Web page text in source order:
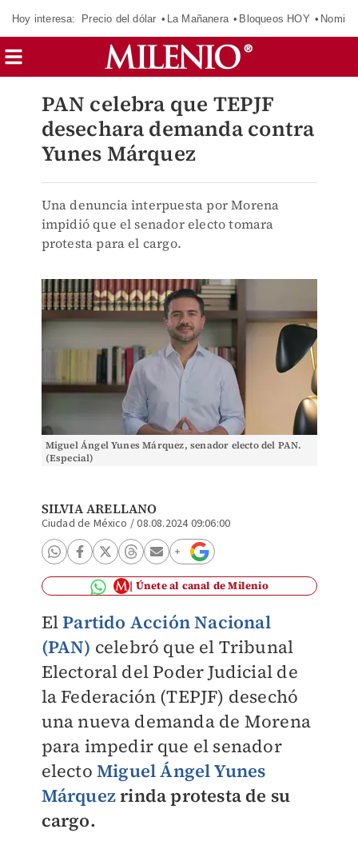
Hoy interesa: Precio del dólar La Mañanera Bloqueos HOY
PAN celebra que TEPJF
desechara demanda contra
Yunes Márquez
Una denuncia interpuesta por Morena
impidió que el senador electo tomara
protesta para el cargo.
Miguel Ángel Yunes Márquez, senador electo del PAN.
(Especial)
SILVIA ARELLANO
Ciudad de México /08.08.2024 09:06:00
Únete al canal de Milenio
ElPartido Acción Nacional
(PAN) celebró que el Tribunal
Electoral del Poder Judicial de
la Federación (TEPJF) desechó
una nueva demanda de Morena
para impedir que el senador
electo Miguel Ángel Yunes
Márquezrinda protesta de su
cargo.